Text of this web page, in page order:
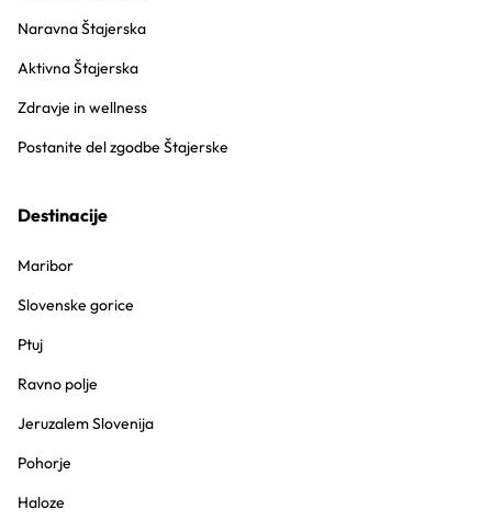
Naravna Štajerska
Aktivna Štajerska
Zdravje in wellness
Postanite del zgodbe Štajerske
Destinacije
Maribor
Slovenske gorice
Ptuj
Ravno polje
Jeruzalem Slovenija
Pohorje
Haloze